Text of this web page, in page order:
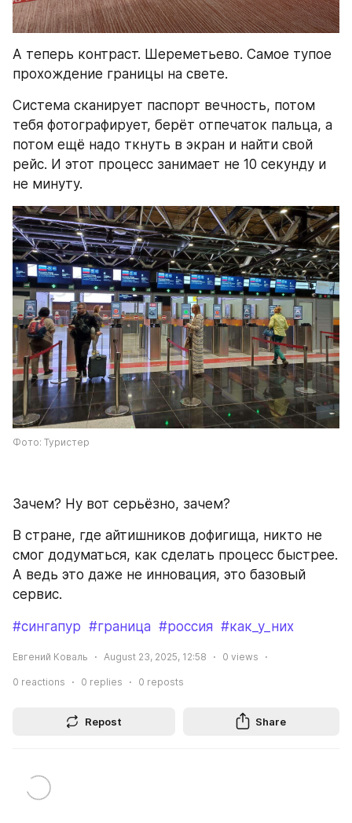
А теперь контраст. Шереметьево. Самое тупое
прохождение границы на свете.
Система сканирует паспорт вечность, потом
тебя фотографирует, берёт отпечаток пальца, а
потом ещё надо ткнуть в экран и найти свой
рейс. И этот процесс занимает не 10 секунду и
не минуту.
Фото: Туристер
Зачем? Ну вот серьёзно, зачем?
В стране, где айтишников дофигища, никто не
смог додуматься, как сделать процесс быстрее.
А ведь это даже не инновация, это базовый
сервис.
#сингапур #граница #россия #как_у_них
Евгений Коваль August 23, 2025, 12:58 0 views
0 reactions 0 replies 0 reposts
Repost Share